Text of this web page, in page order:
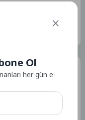
Tüm Yazılar
Ol
her gün e-